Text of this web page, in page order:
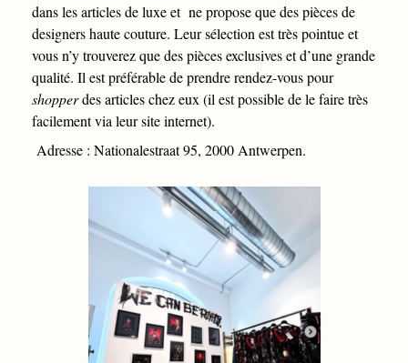
dans les articles de luxe et ne propose que des pièces de
designers haute couture. Leur sélection est très pointue et
vous n’y trouverez que des pièces exclusives et d’une grande
qualité. Il est préférable de prendre rendez-vous pour
shopperdes articles chez eux (il est possible de le faire très
facilement via leur site internet).
Adresse : Nationalestraat 95, 2000 Antwerpen.